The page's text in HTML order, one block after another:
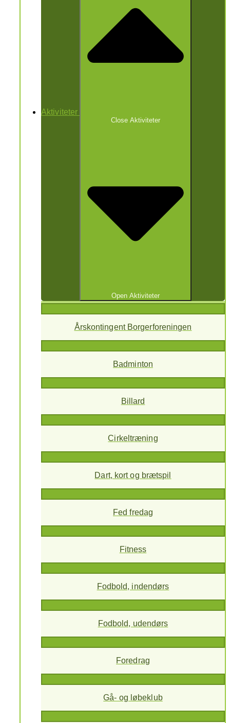
Aktiviteter
Close Aktiviteter
Open Aktiviteter
Årskontingent Borgerforeningen
Badminton
Billard
Cirkeltræning
Dart, kort og brætspil
Fed fredag
Fitness
Fodbold, indendørs
Fodbold, udendørs
Foredrag
Gå- og løbeklub